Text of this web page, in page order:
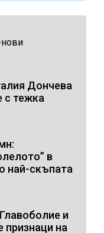
Дончева
с тежка
в
най-скъпата
и
признаци на